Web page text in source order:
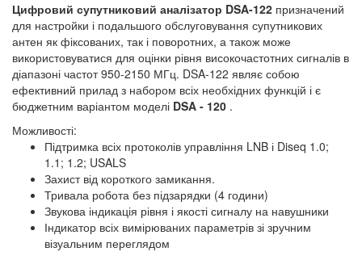
Цифровий супутниковий аналізатор DSA-122 призначений
для настройки і подальшого обслуговування супутникових
антен як фіксованих, так і поворотних, а також може
використовуватися для оцінки рівня високочастотних сигналів в
діапазоні частот 950-2150 МГц. DSA-122 являє собою
ефективний прилад з набором всіх необхідних функцій і є
бюджетним варіантом моделі DSA - 120 .
Можливості:
Підтримка всіх протоколів управління LNB і Diseq 1.0;
1.1; 1.2; USALS
Захист від короткого замикання.
Тривала робота без підзарядки (4 години)
Звукова індикація рівня і якості сигналу на навушники
Індикатор всіх вимірюваних параметрів зі зручним
візуальним переглядом